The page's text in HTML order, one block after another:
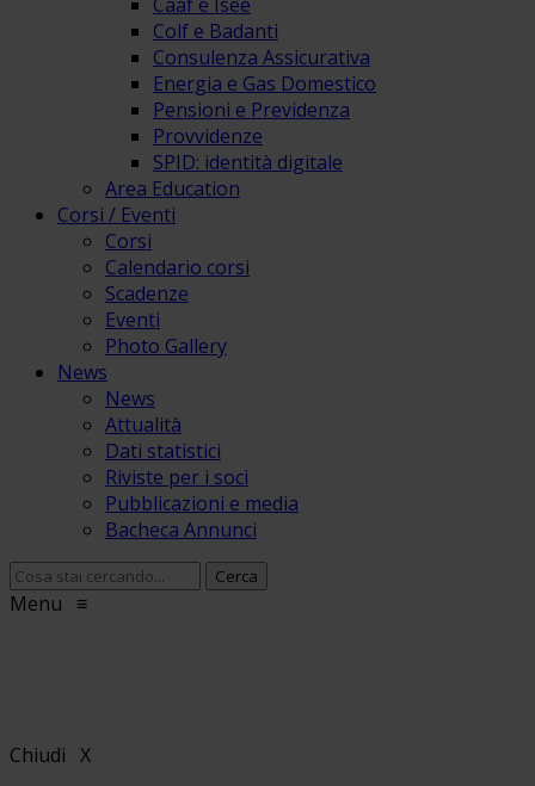
Colf e Badanti
Consulenza Assicurativa
Energia e Gas Domestico
Pensioni e Previdenza
Provvidenze
SPID: identità digitale
Area Education
Corsi / Eventi
Corsi
Calendario corsi
Scadenze
Eventi
Photo Gallery
News
News
Attualità
Dati statistici
Riviste per i soci
Pubblicazioni e media
Bacheca Annunci
Menu ≡
Chiudi X